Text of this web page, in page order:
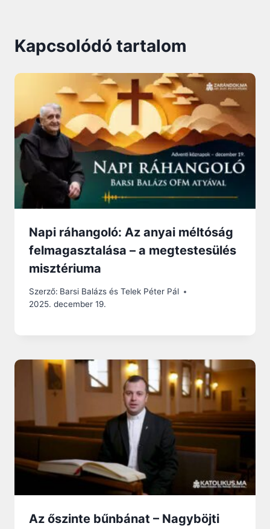
Kapcsolódó tartalom
Napi ráhangoló: Az anyai méltóság
felmagasztalása – a megtestesülés
misztériuma
Szerző: Barsi Balázs és Telek Péter Pál
2025. december 19.
Az őszinte bűnbánat – Nagyböjti